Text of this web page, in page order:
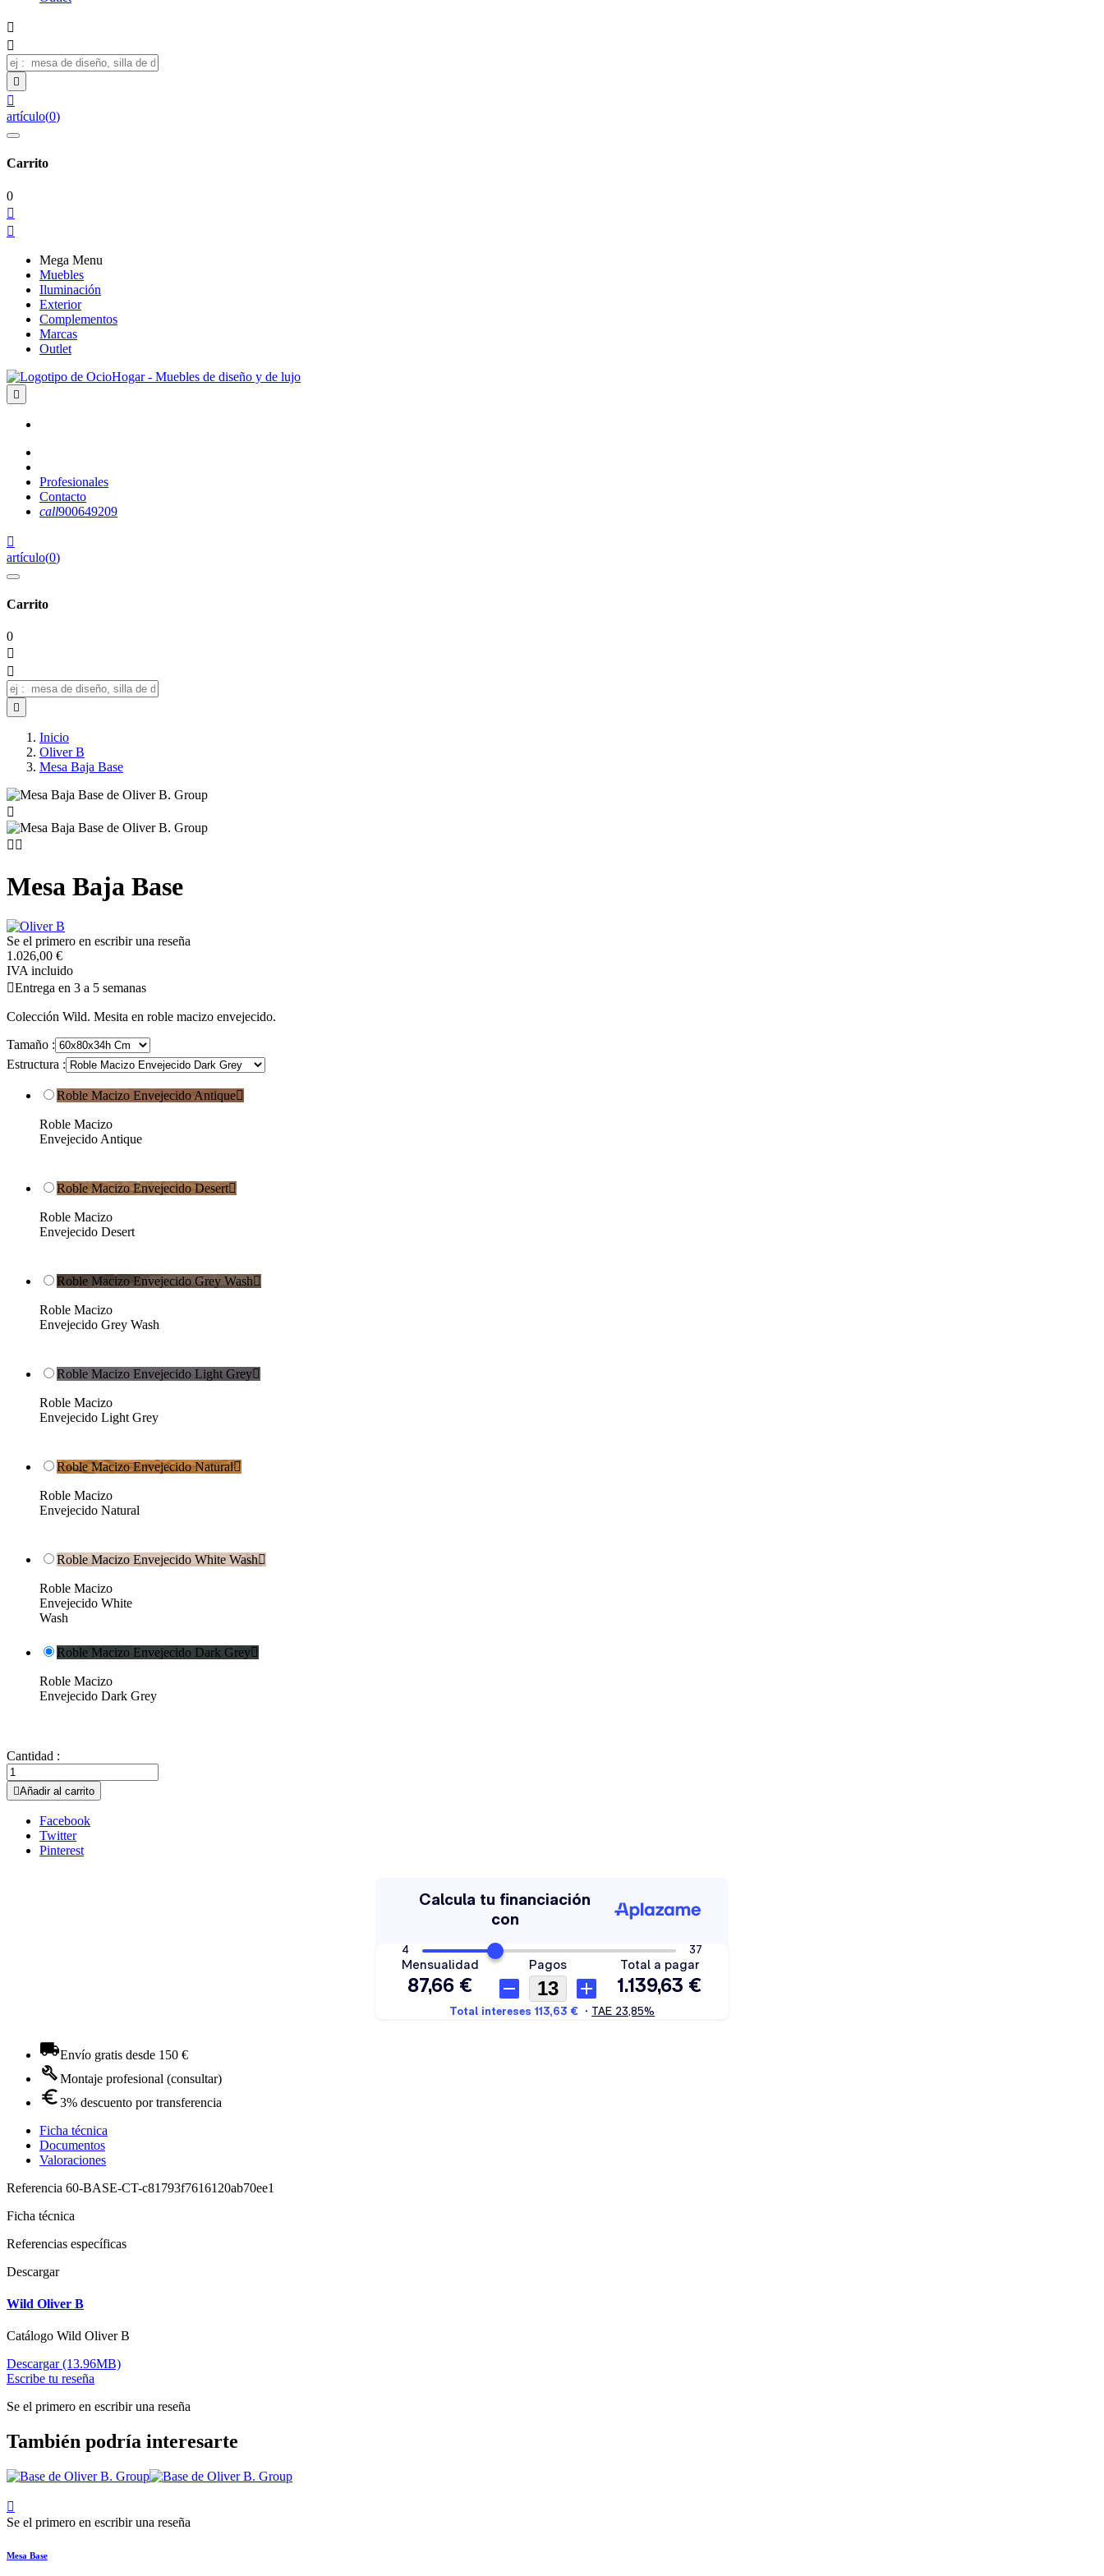




artículo(0)
Carrito
0


Mega Menu
Muebles
Iluminación
Exterior
Complementos
Marcas
Outlet

Profesionales
Contacto
call900649209

artículo(0)
Carrito
0



Inicio
Oliver B
Mesa Baja Base

 
Mesa Baja Base
Se el primero en escribir una reseña
1.026,00 €
IVA incluido
Entrega en 3 a 5 semanas
Colección Wild. Mesita en roble macizo envejecido.
Tamaño :
Estructura :
Roble Macizo Envejecido Antique
Roble Macizo
Envejecido Antique
Roble Macizo Envejecido Desert
Roble Macizo
Envejecido Desert
Roble Macizo Envejecido Grey Wash
Roble Macizo
Envejecido Grey Wash
Roble Macizo Envejecido Light Grey
Roble Macizo
Envejecido Light Grey
Roble Macizo Envejecido Natural
Roble Macizo
Envejecido Natural
Roble Macizo Envejecido White Wash
Roble Macizo
Envejecido White
Wash
Roble Macizo Envejecido Dark Grey
Roble Macizo
Envejecido Dark Grey
Cantidad :
Añadir al carrito
Facebook
Twitter
Pinterest
Envío gratis desde 150 €
Montaje profesional (consultar)
3% descuento por transferencia
Ficha técnica
Documentos
Valoraciones
Referencia 60-BASE-CT-c81793f7616120ab70ee1
Ficha técnica
Referencias específicas
Descargar
Wild Oliver B
Catálogo Wild Oliver B
Descargar (13.96MB)
Escribe tu reseña
Se el primero en escribir una reseña
También podría interesarte

Se el primero en escribir una reseña
Mesa Base